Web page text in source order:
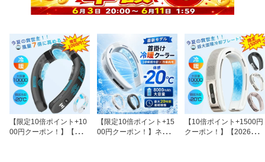
【限定10倍ポイント+10
00円クーポン！】【冷暖
【限定10倍ポイント+15
00円クーポン！】ネック
【10倍ポイント+1500円
クーポン！】【2026年夏